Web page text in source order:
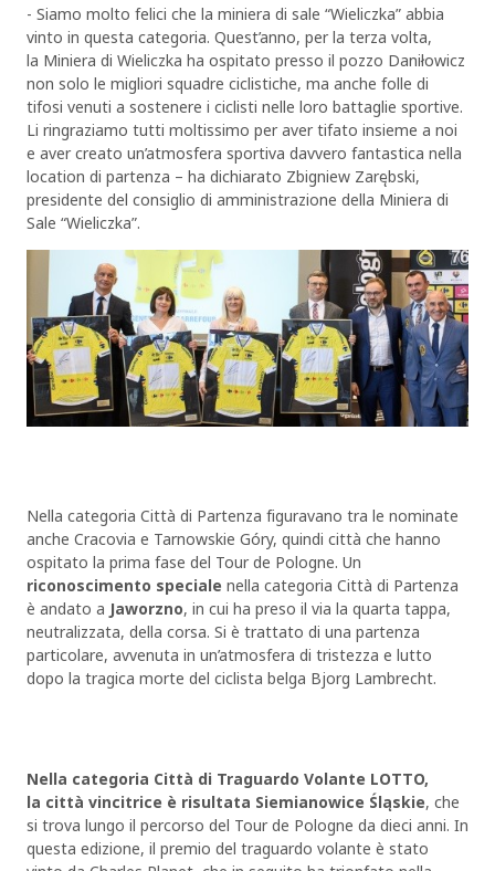
- Siamo molto felici che la miniera di sale “Wieliczka” abbia
vinto in questa categoria. Quest’anno, per la terza volta,
la Miniera di Wieliczka ha ospitato presso il pozzo Daniłowicz
non solo le migliori squadre ciclistiche, ma anche folle di
tifosi venuti a sostenere i ciclisti nelle loro battaglie sportive.
Li ringraziamo tutti moltissimo per aver tifato insieme a noi
e aver creato un’atmosfera sportiva davvero fantastica nella
location di partenza – ha dichiarato Zbigniew Zarębski,
presidente del consiglio di amministrazione della Miniera di
Sale “Wieliczka”.
Nella categoria Città di Partenza figuravano tra le nominate
anche Cracovia e Tarnowskie Góry, quindi città che hanno
ospitato la prima fase del Tour de Pologne. Un
riconoscimento speciale nella categoria Città di Partenza
è andato a Jaworzno, in cui ha preso il via la quarta tappa,
neutralizzata, della corsa. Si è trattato di una partenza
particolare, avvenuta in un’atmosfera di tristezza e lutto
dopo la tragica morte del ciclista belga Bjorg Lambrecht.
Nella categoria Città di Traguardo Volante LOTTO,
la città vincitrice è risultata Siemianowice Śląskie, che
si trova lungo il percorso del Tour de Pologne da dieci anni. In
questa edizione, il premio del traguardo volante è stato